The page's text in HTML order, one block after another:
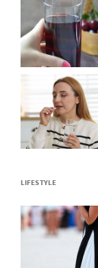
LIFESTYLE